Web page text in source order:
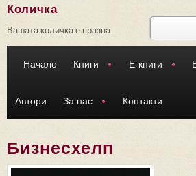
Търси
Количка
Вашата количка е празна
Начало Книги Е-книги
Автори За нас Контакти
Бизнесхелп